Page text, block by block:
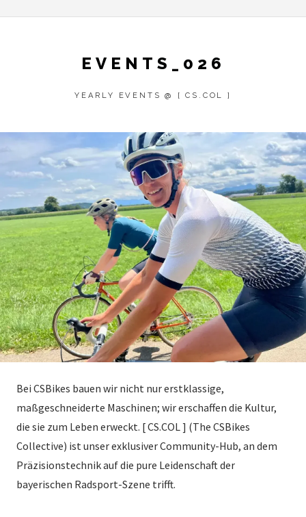
EVENTS_026
YEARLY EVENTS @ [ CS.COL ]
Bei CSBikes bauen wir nicht nur erstklassige,
maßgeschneiderte Maschinen; wir erschaffen die Kultur,
die sie zum Leben erweckt. [ CS.COL ] (The CSBikes
Collective) ist unser exklusiver Community-Hub, an dem
Präzisionstechnik auf die pure Leidenschaft der
bayerischen Radsport-Szene trifft.